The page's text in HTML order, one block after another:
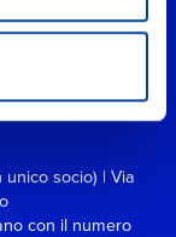
unico socio) | Via
con il numero